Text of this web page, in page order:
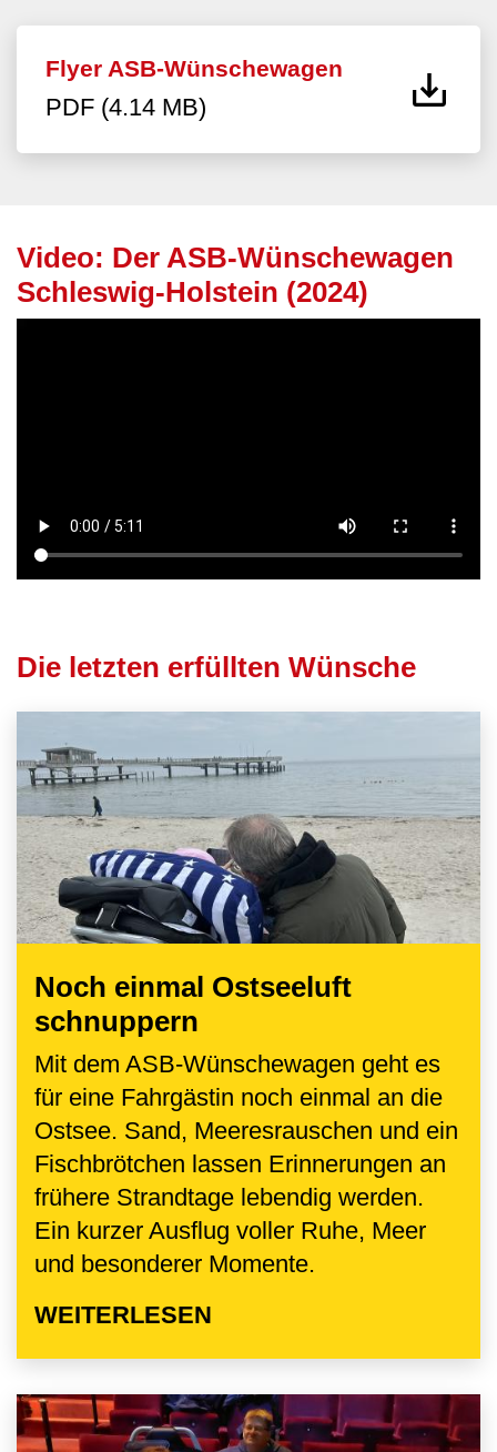
Flyer ASB-Wünschewagen
PDF (4.14 MB)
Video: Der ASB-Wünschewagen
Schleswig-Holstein (2024)
Die letzten erfüllten Wünsche
Noch einmal Ostseeluft
schnuppern
Mit dem ASB-Wünschewagen geht es
für eine Fahrgästin noch einmal an die
Ostsee. Sand, Meeresrauschen und ein
Fischbrötchen lassen Erinnerungen an
frühere Strandtage lebendig werden.
Ein kurzer Ausflug voller Ruhe, Meer
und besonderer Momente.
WEITERLESEN